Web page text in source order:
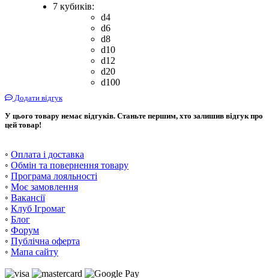
7 кубиків:
d4
d6
d8
d10
d12
d20
d100
Додати відгук
У цього товару немає відгуків. Станьте першим, хто залишив відгук про
цей товар!
◦ Оплата і доставка
◦ Обмін та повернення товару
◦ Програма лояльності
◦ Моє замовлення
◦ Вакансії
◦ Клуб Ігромаг
◦ Блог
◦ Форум
◦ Публічна оферта
◦ Мапа сайту